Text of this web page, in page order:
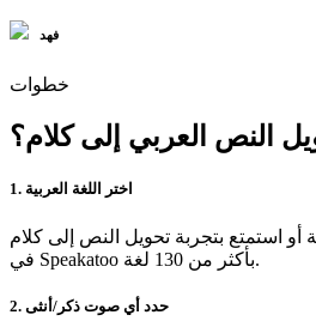
فهد
خطوات
النص العربي إلى كلام؟
1. اختر اللغة العربية
أو استمتع بتجربة تحويل النص إلى كلام
في Speakatoo بأكثر من 130 لغة.
2. حدد أي صوت ذكر/أنثى